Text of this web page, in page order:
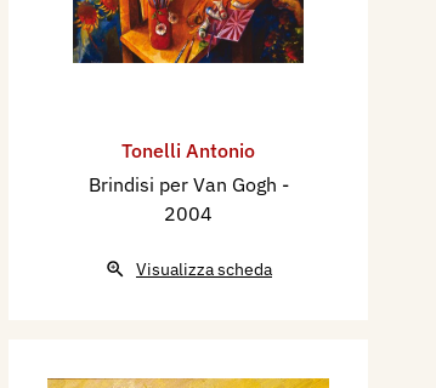
Tonelli Antonio
Brindisi per Van Gogh -
2004
Visualizza scheda